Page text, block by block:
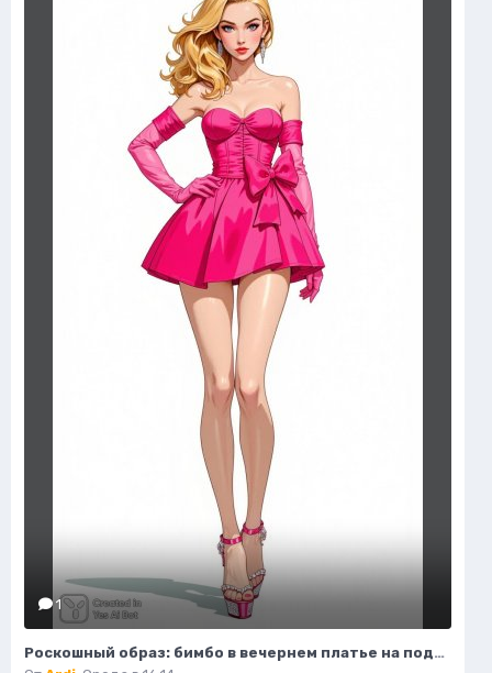
1
Роскошный образ: бимбо в вечернем платье на подиуме. Генерация из нейронной сети Flux 1